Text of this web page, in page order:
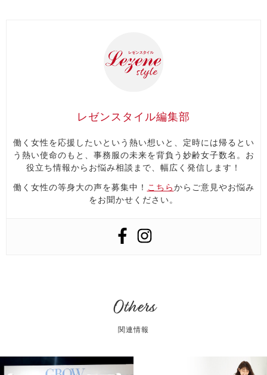
レゼンスタイル編集部
働く女性を応援したいという熱い想いと、定時には帰るとい
う熱い使命のもと、事務服の未来を背負う妙齢女子数名。お
役立ち情報からお悩み相談まで、幅広く発信します！
働く女性の等身大の声を募集中！ こちらからご意見やお悩み
をお聞かせください。
Others
関連情報